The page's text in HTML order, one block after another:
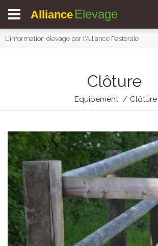
Alliance Elevage
L'information élevage par l'Alliance Pastorale
Clôture
Equipement Clôture